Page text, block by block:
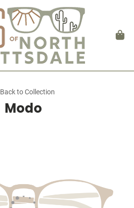
Back to Collection
Modo